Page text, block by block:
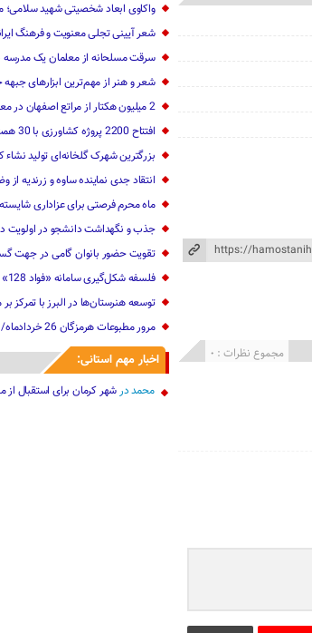
مجموع نظرات : 0
واکاوی ابعاد شخصیتی شهید سلامی؛
شعر آیینی تجلی معنویت و فرهنگ
سرقت مسلحانه از معلمان یک مدرسه
شعر و هنر از مهم‌ترین ابزارهای
2 میلیون هکتار از مراتع اصفهان در معرض خطر حریق است
افتتاح 2200 پروژه کشاورزی با 30 همت سرمایه‌گذاری در کشور
بزرگترین شهرک گلخانه‌ای تولید
انتقاد جدی نماینده ساوه و زرندیه
ماه محرم فرصتی برای عزاداری
جذب و نگهداشت دانشجو در اولویت
تقویت حضور بانوان گامی در جهت
فلسفه شکل‌گیری سامانه «فواد 128» چیست؟
توسعه هنرستان‌ها در البرز با تمرکز
مرور مطبوعات هرمزگان 26 خردادماه/ فتح قله دیپلماسی
اخبار مهم استانی:
محمددرشهر کرمان برای استقبال